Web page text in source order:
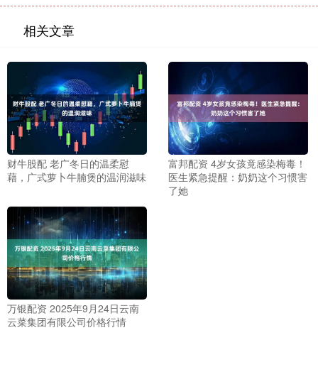
相关文章
财牛股配 老广冬日的温柔慰
藉，广式萝卜牛腩煲的温润滋味
富邦配资 4岁女孩竟感染梅毒！
医生紧急提醒：奶奶这个习惯害
了她
万银配资 2025年9月24日云南
云菜集团有限公司价格行情